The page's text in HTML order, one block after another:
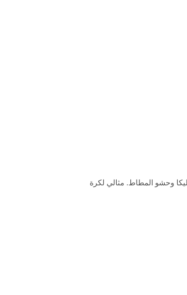
وحشو المطاط. مثالي لكرة